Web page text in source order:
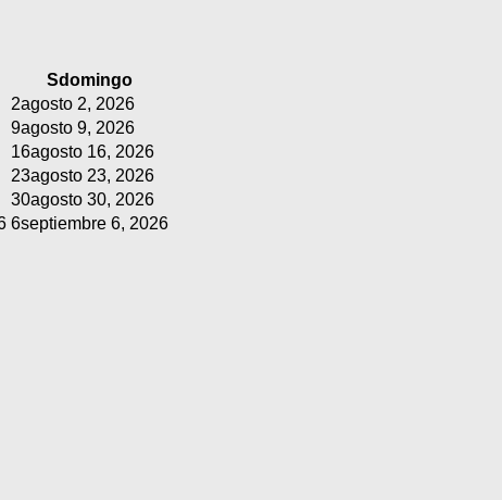
Sdomingo
2agosto 2, 2026
9agosto 9, 2026
16agosto 16, 2026
23agosto 23, 2026
30agosto 30, 2026
6septiembre 6, 2026